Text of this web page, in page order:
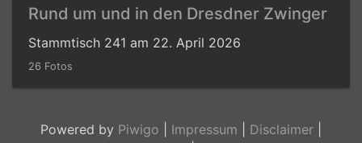
Rund um und in den Dresdner Zwinger
Stammtisch 241 am 22. April 2026
26 Fotos
Powered by Piwigo Impressum Disclaimer